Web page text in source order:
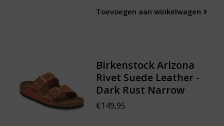
Toevoegen aan winkelwagen
Birkenstock Arizona
Rivet Suede Leather -
Dark Rust Narrow
€149,95